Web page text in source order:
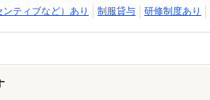
ティブなど）あり
制服貸与 研修制度あり